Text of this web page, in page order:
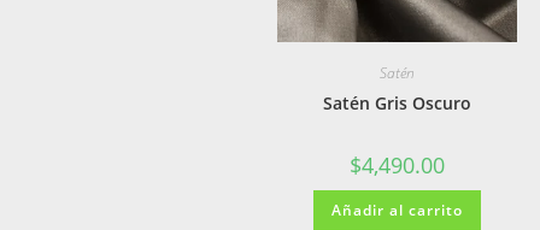
Satén
Satén Gris Oscuro
$4,490.00
Añadir al carrito